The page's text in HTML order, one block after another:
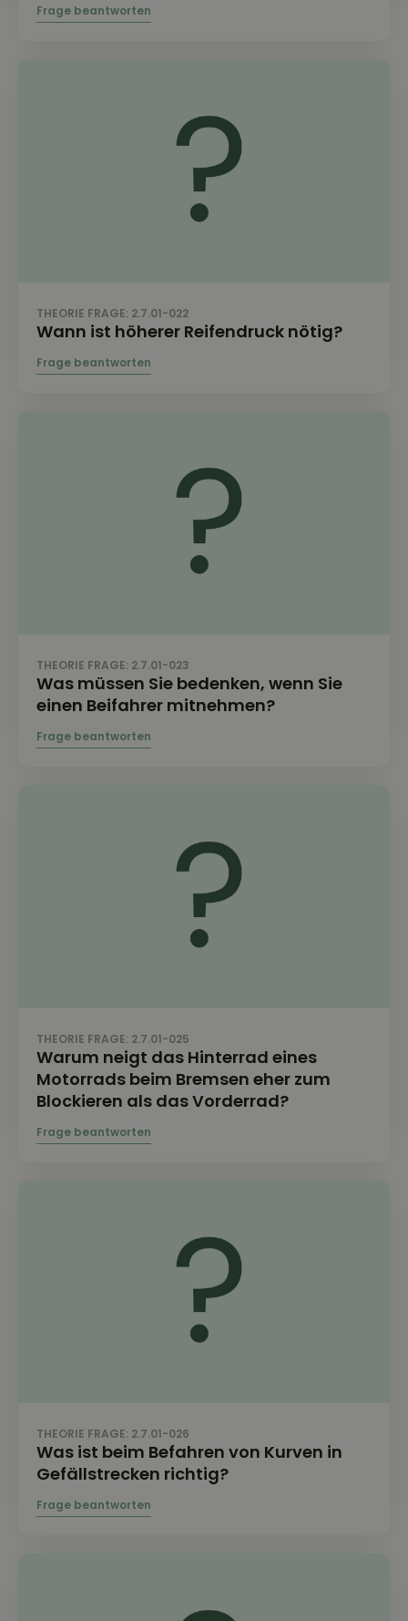
THEORIE FRAGE: 2.7.01-022
Wann ist höherer Reifendruck nötig?
THEORIE FRAGE: 2.7.01-023
Was müssen Sie bedenken, wenn Sie
einen Beifahrer mitnehmen?
THEORIE FRAGE: 2.7.01-025
Warum neigt das Hinterrad eines
Motorrads beim Bremsen eher zum
Blockieren als das Vorderrad?
THEORIE FRAGE: 2.7.01-026
Was ist beim Befahren von Kurven in
Gefällstrecken richtig?